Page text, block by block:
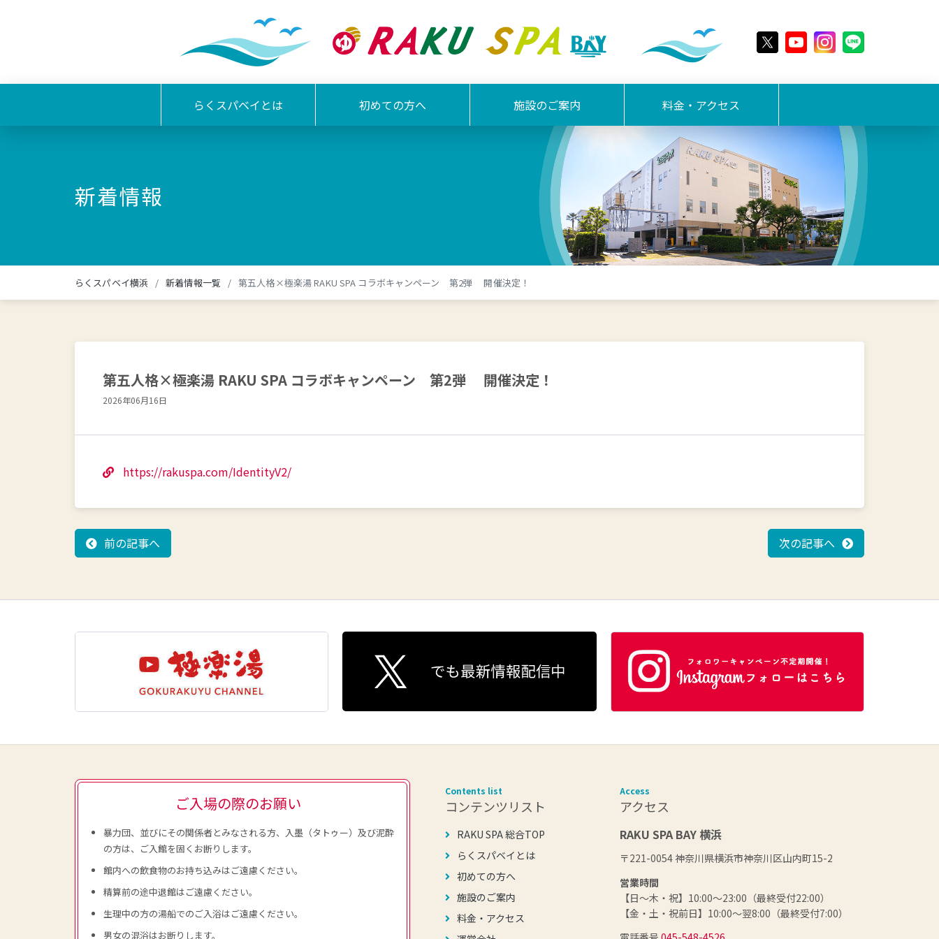
らくスパベイとは 初めての方へ 施設のご案内 料金・アクセス
新着情報
らくスパベイ横浜 新着情報一覧 第五人格×極楽湯 RAKU SPA コラボキャンペーン 第2弾 開催決定！
第五人格×極楽湯 RAKU SPA コラボキャンペーン 第2弾 開催決定！
2026年06月16日
https://rakuspa.com/IdentityV2/
前の記事へ 次の記事へ
ご入場の際のお願い
暴力団、並びにその関係者とみなされる方、入墨（タトゥー）及び泥酔
の方は、ご入館を固くお断りします。
館内への飲食物のお持ち込みはご遠慮ください。
精算前の途中退館はご遠慮ください。
生理中の方の湯船でのご入浴はご遠慮ください。
男女の混浴はお断りします。
Contents list
コンテンツリスト
RAKU SPA 総合TOP
らくスパベイとは
初めての方へ
施設のご案内
料金・アクセス
Access
アクセス
RAKU SPA BAY 横浜
〒221-0054 神奈川県横浜市神奈川区山内町15-2
営業時間
【日～木・祝】10:00～23:00（最終受付22:00）
【金・土・祝前日】10:00～翌8:00（最終受付7:00）